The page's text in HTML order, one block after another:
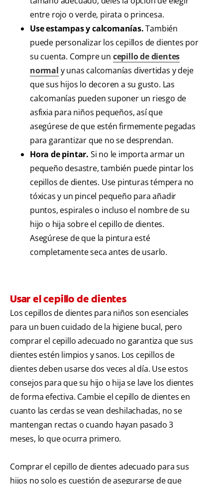
entre rojo o verde, pirata o princesa.
Use estampas y calcomanías.También
puede personalizar los cepillos de dientes por
su cuenta. Compre un cepillo de dientes
normal y unas calcomanías divertidas y deje
que sus hijos lo decoren a su gusto. Las
calcomanías pueden suponer un riesgo de
asfixia para niños pequeños, así que
asegúrese de que estén firmemente pegadas
para garantizar que no se desprendan.
Hora de pintar. Si no le importa armar un
pequeño desastre, también puede pintar los
cepillos de dientes. Use pinturas témpera no
tóxicas y un pincel pequeño para añadir
puntos, espirales o incluso el nombre de su
hijo o hija sobre el cepillo de dientes.
Asegúrese de que la pintura esté
completamente seca antes de usarlo.
Usar el cepillo de dientes
Los cepillos de dientes para niños son esenciales
para un buen cuidado de la higiene bucal, pero
comprar el cepillo adecuado no garantiza que sus
dientes estén limpios y sanos. Los cepillos de
dientes deben usarse dos veces al día. Use estos
consejos para que su hijo o hija se lave los dientes
de forma efectiva. Cambie el cepillo de dientes en
cuanto las cerdas se vean deshilachadas, no se
mantengan rectas o cuando hayan pasado 3
meses, lo que ocurra primero.
Comprar el cepillo de dientes adecuado para sus
hijos no solo es cuestión de asegurarse de que